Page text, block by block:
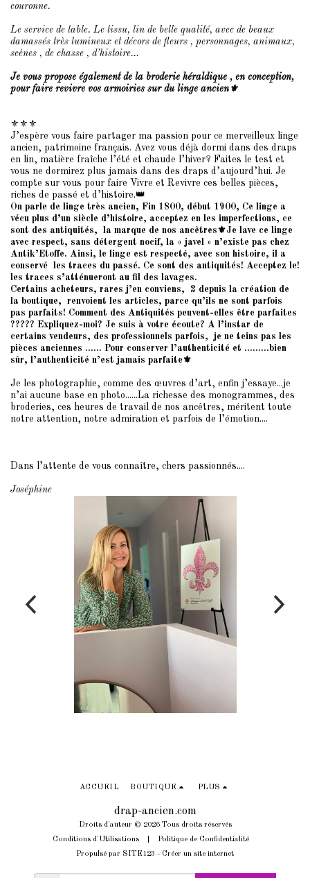
couronne.
Le service de table. Le tissu, lin de belle qualité, avec de beaux
damassés très lumineux et décors de fleurs , personnages, animaux,
scènes , de chasse , d’histoire…
Je vous propose également de la broderie héraldique , en conception,
pour faire revivre vos armoiries sur du linge ancien⚜️
⚜️⚜️⚜️
J’espère vous faire partager ma passion pour ce merveilleux linge
ancien, patrimoine français. Avez vous déjà dormi dans des draps
en lin, matière fraîche l’été et chaude l’hiver? Faites le test et
vous ne dormirez plus jamais dans des draps d’aujourd’hui. Je
compte sur vous pour faire Vivre et Revivre ces belles pièces,
riches de passé et d’histoire.👑
On parle de linge très ancien, Fin 1800, début 1900, Ce linge a
vécu plus d’un siècle d’histoire, acceptez en les imperfections, ce
sont des antiquités, la marque de nos ancêtres⚜️Je lave ce linge
avec respect, sans détergent nocif, la « javel » n’existe pas chez
Antik’Etoffe. Ainsi, le linge est respecté, avec son histoire, il a
conservé les traces du passé. Ce sont des antiquités! Acceptez le!
les traces s’atténueront au fil des lavages.
Certains acheteurs, rares j’en conviens, 2 depuis la création de
la boutique, renvoient les articles, parce qu’ils ne sont parfois
pas parfaits! Comment des Antiquités peuvent-elles être parfaites
????? Expliquez-moi? Je suis à votre écoute? A l’instar de
certains vendeurs, des professionnels parfois, je ne teins pas les
pièces anciennes ...... Pour conserver l’authenticité et .........bien
sûr, l’authenticité n’est jamais parfaite⚜️
Je les photographie, comme des œuvres d’art, enfin j’essaye...je
n’ai aucune base en photo......La richesse des monogrammes, des
broderies, ces heures de travail de nos ancêtres, méritent toute
notre attention, notre admiration et parfois de l’émotion....
Dans l’attente de vous connaître, chers passionnés....
Joséphine
drap-ancien.com
Droits d'auteur © 2026 Tous droits réservés
Conditions d'Utilisations
Politique de Confidentialité
Propulsé par SITE123 - Créer un site internet
ACCUEIL BOUTIQUE PLUS